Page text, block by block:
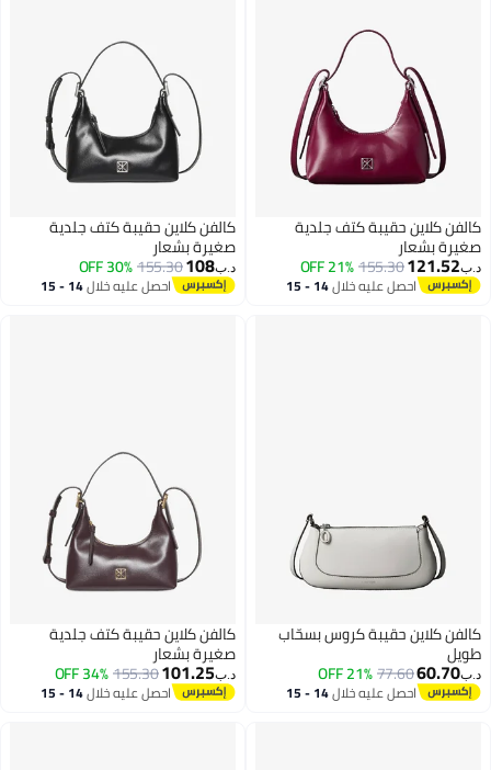
كالفن كلاين حقيبة كتف جلدية
صغيرة بشعار
د.ب‏121.52
155.30
21% OFF
احصل عليه خلال 14 - 15
كالفن كلاين حقيبة كتف جلدية
صغيرة بشعار
د.ب‏108
155.30
30% OFF
احصل عليه خلال 14 - 15
كالفن كلاين حقيبة كروس بسحّاب
طويل
د.ب‏60.70
77.60
21% OFF
احصل عليه خلال 14 - 15
كالفن كلاين حقيبة كتف جلدية
صغيرة بشعار
د.ب‏101.25
155.30
34% OFF
احصل عليه خلال 14 - 15